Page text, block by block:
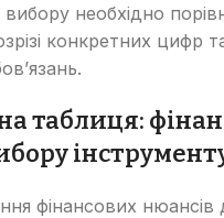
необхідно
конкретних цифр
таблиця:
фінансових нюансів